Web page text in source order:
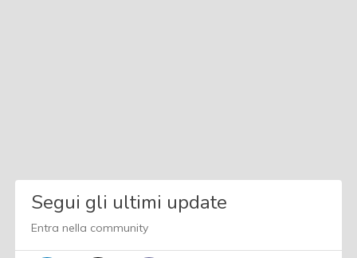
Segui gli ultimi update
Entra nella community